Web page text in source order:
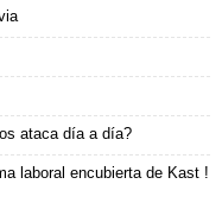
ataca día a día?
laboral encubierta de Kast !